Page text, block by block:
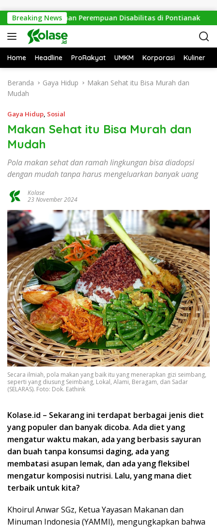
Breaking News
Perempuan Disabilitas di Pontianak
Home Headline ProRakyat UMKM Korporasi Kuliner
Beranda Gaya Hidup
Makan Sehat itu Bisa Murah dan
Mudah
Gaya Hidup, Sosial
Makan Sehat itu Bisa Murah dan
Mudah
Pola makan sehat dan ramah lingkungan bisa diadopsi
dengan mudah tanpa harus mengeluarkan banyak uang
Kolase
23 November 2024
Secara ilmiah, pola makan yang baik itu yang menerapkan gizi seimbang,
seperti yang diusung Seimbang, Lokal, Alami, Beragam, dan Sadar
(SELARAS). Foto: Dok. Eathink
Kolase.id – Sekarang ini terdapat berbagai jenis diet
yang populer dan banyak dicoba. Ada diet yang
mengatur waktu makan, ada yang berbasis sayuran
dan buah tanpa konsumsi daging, ada yang
membatasi asupan lemak, dan ada yang fleksibel
mengatur komposisi nutrisi. Lalu, yang mana diet
terbaik untuk kita?
Khoirul Anwar SGz, Ketua Yayasan Makanan dan
Minuman Indonesia (YAMMI), mengungkapkan bahwa